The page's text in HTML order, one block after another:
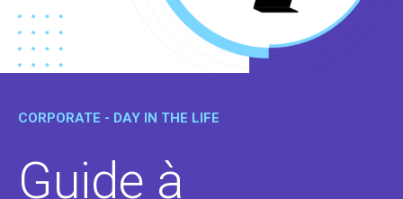
CORPORATE - DAY IN THE LIFE
Guide à